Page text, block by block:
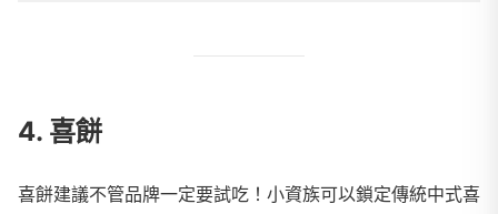
4. 喜餅
喜餅建議不管品牌一定要試吃！小資族可以鎖定傳統中式喜